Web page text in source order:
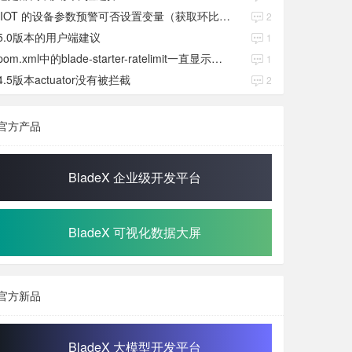
IIOT 的设备参数预警可否设置变量（获取环比数值） 2
版本的用户端建议 1
pom.xml中的blade-starter-ratelimit一直显示红色 1
版本actuator没有被拦截 2
方产品
BladeX 企业级开发平台
BladeX 可视化数据大屏
方新品
BladeX 大模型开发平台